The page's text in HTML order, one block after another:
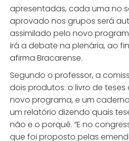
apresentadas, cada uma no
aprovado nos grupos será
assimilado pelo novo
irá a debate na plenária, ao
afirma Bracarense.
Segundo o professor, a
dois produtos: o livro de
novo programa, e um
um relatório dizendo quais
não e o porquê. “E no
que foi proposto pelas